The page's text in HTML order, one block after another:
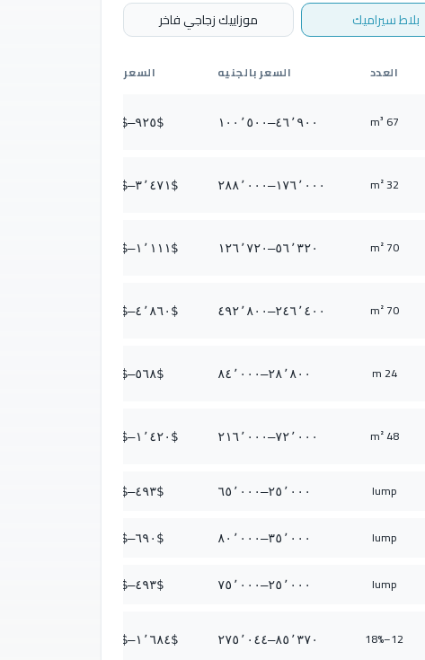
بلاط سيراميك موزاييك زجاجي فاخر
العدد السعر بالجنيه السعر بالدولار
67 m³ ٤٦٬٩٠٠–١٠٠٬٥٠٠ $٩٢٥–$
32 m² ١٧٦٬٠٠٠–٢٨٨٬٠٠٠ $٣٬٤٧١–$
70 m² ٥٦٬٣٢٠–١٢٦٬٧٢٠ $١٬١١١–$
70 m² ٢٤٦٬٤٠٠–٤٩٢٬٨٠٠ $ ٤٬٨٦٠–$
24 m ٢٨٬٨٠٠–٨٤٬٠٠٠ $٥٦٨–$
48 m² ٧٢٬٠٠٠–٢١٦٬٠٠٠ $ ١٬٤٢٠–$
lump ٢٥٬٠٠٠–٦٥٬٠٠٠ $٤٩٣–$
lump ٣٥٬٠٠٠–٨٠٬٠٠٠ $ ٦٩٠–$
lump ٢٥٬٠٠٠–٧٥٬٠٠٠ $٤٩٣–$
12–18% ٨٥٬٣٧٠–٢٧٥٬٠٤٤ $١٬٦٨٤–$